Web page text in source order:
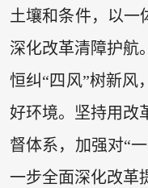
土壤和条件，以一
深化改革清障护航
恒纠“四风”树新风
好环境。坚持用改
督体系，加强对“
一步全面深化改革